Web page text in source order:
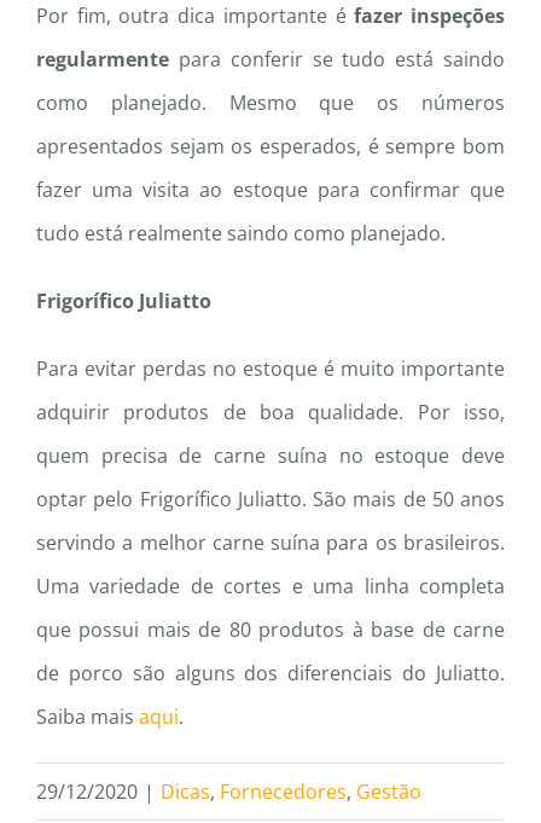
Por fim, outra dica importante éfazer inspeções
regularmente para conferir se tudo está saindo
como planejado. Mesmo que os números
apresentados sejam os esperados, é sempre bom
fazer uma visita ao estoque para confirmar que
tudo está realmente saindo como planejado.
Frigorífico Juliatto
Para evitar perdas no estoque é muito importante
adquirir produtos de boa qualidade. Por isso,
quem precisa de carne suína no estoque deve
optar pelo Frigorífico Juliatto. São mais de 50 anos
servindo a melhor carne suína para os brasileiros.
Uma variedade de cortes e uma linha completa
que possui mais de 80 produtos à base de carne
de porco são alguns dos diferenciais do Juliatto.
Saiba mais aqui.
29/12/2020 | Dicas, Fornecedores, Gestão